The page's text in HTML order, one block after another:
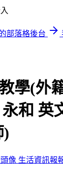
部落格後台
學(外
和 英
)
生活資訊報